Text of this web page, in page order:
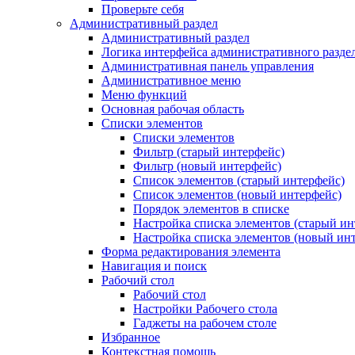
Проверьте себя
Административный раздел
Административный раздел
Логика интерфейса административного
Административная панель управления
Административное меню
Меню функций
Основная рабочая область
Списки элементов
Списки элементов
Фильтр (старый интерфейс)
Фильтр (новый интерфейс)
Список элементов (старый интерфейс)
Список элементов (новый интерфейс)
Порядок элементов в списке
Настройка списка элементов (старый
Настройка списка элементов (новый
Форма редактирования элемента
Навигация и поиск
Рабочий стол
Рабочий стол
Настройки Рабочего стола
Гаджеты на рабочем столе
Избранное
Контекстная помощь